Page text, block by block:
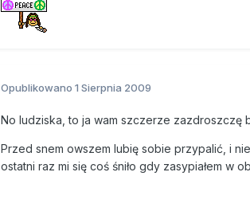
Opublikowano 1 Sierpnia 2009
No ludziska, to ja wam szczerze zazdroszczę
Przed snem owszem lubię sobie przypalić, i
ostatni raz mi się coś śniło gdy zasypiałem w